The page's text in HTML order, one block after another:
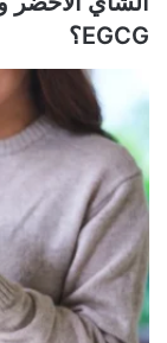
EGCG؟